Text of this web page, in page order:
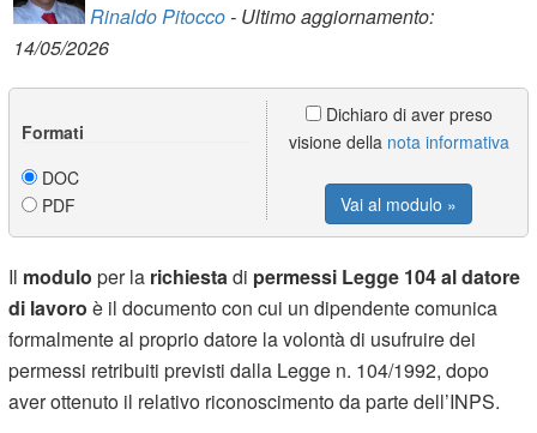
Rinaldo Pitocco- Ultimo aggiornamento:
14/05/2026
Formati
DOC
PDF
Dichiaro di aver preso
visione della nota informativa
Vai al modulo »
Il moduloper la richiestadi permessi Legge 104 al datore
di lavoro è il documento con cui un dipendente comunica
formalmente al proprio datore la volontà di usufruire dei
permessi retribuiti previsti dalla Legge n. 104/1992, dopo
aver ottenuto il relativo riconoscimento da parte dell’INPS.